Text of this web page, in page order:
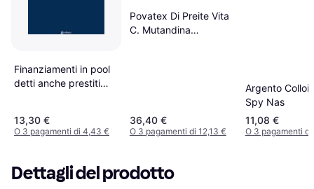
Finanziamenti in pool
detti anche prestiti
giuridico del rapporto,
disciplina legislativa e
Origini, storia ed
evoluzione del
13,30 €
O 3 pagamenti di 4,43 €
Povatex Di Preite Vita
C. Mutandina
36,40 €
O 3 pagamenti di 12,13 €
Argento
Spy Nas
11,08 €
O 3 pagamenti
Dettagli del prodotto